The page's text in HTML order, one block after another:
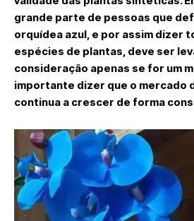
grande parte de pessoas que
orquídea azul, e por assim dizer
espécies de plantas, deve ser
consideração apenas se for um
importante dizer que o mercado
continua a crescer de forma